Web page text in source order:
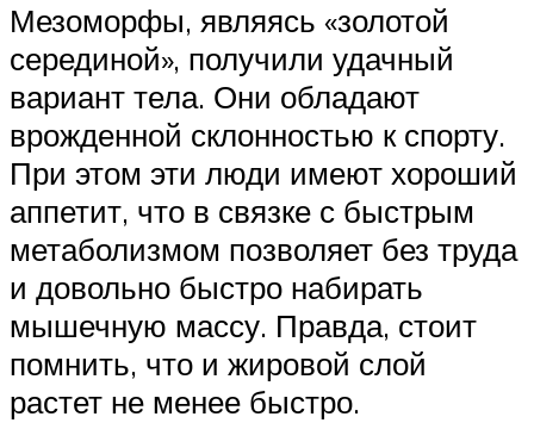
Мезоморфы, являясь «золотой
серединой», получили удачный
вариант тела. Они обладают
врожденной склонностью к спорту.
При этом эти люди имеют хороший
аппетит, что в связке с быстрым
метаболизмом позволяет без труда
и довольно быстро набирать
мышечную массу. Правда, стоит
помнить, что и жировой слой
растет не менее быстро.